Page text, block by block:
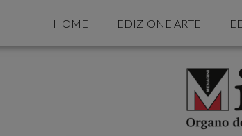
HOME EDIZIONE ARTE